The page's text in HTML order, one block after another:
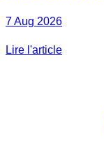
7 Aug 2026
Lire l'article